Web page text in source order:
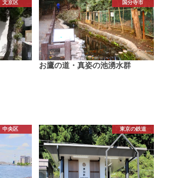
文京区 国分寺市
お鷹の道・真姿の池湧水群
中央区 東京の鉄道